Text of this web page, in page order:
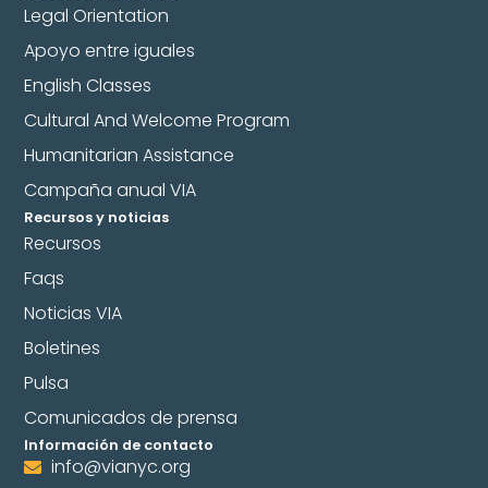
Legal Orientation
Apoyo entre iguales
English Classes
Cultural And Welcome Program
Humanitarian Assistance
Campaña anual VIA
Recursos y noticias
Recursos
Faqs
Noticias VIA
Boletines
Pulsa
Comunicados de prensa
Información de contacto
info@vianyc.org